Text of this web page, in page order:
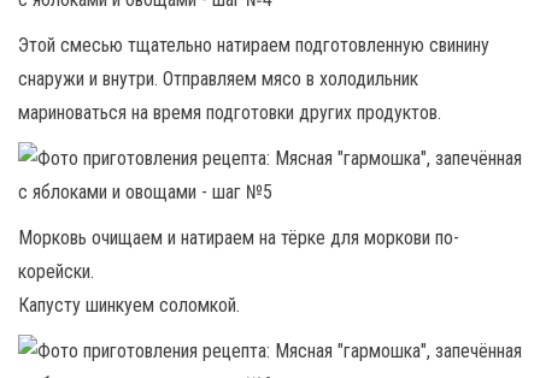
Этой смесью тщательно натираем подготовленную свинину
снаружи и внутри. Отправляем мясо в холодильник
мариноваться на время подготовки других продуктов.
Морковь очищаем и натираем на тёрке для моркови по-
корейски.
Капусту шинкуем соломкой.